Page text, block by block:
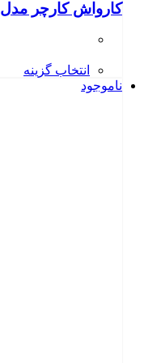
کارواش کارچر مدل K 3
انتخاب گزینه
ناموجود